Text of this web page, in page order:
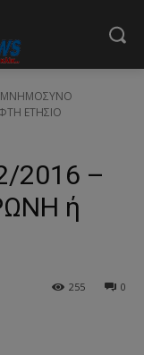
ΜΝΗΜΟΣΥΝΟ
ΕΤΗΣΙΟ
2016 –
ή
0
255